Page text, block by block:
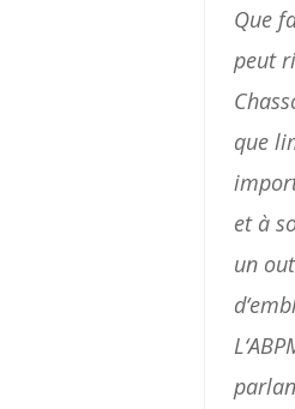
Que
peut
que
et à
un
d‘
L‘